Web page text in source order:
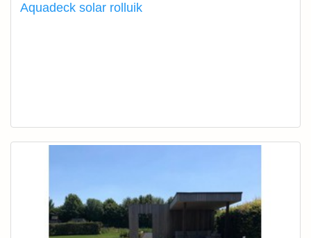
Aquadeck solar rolluik